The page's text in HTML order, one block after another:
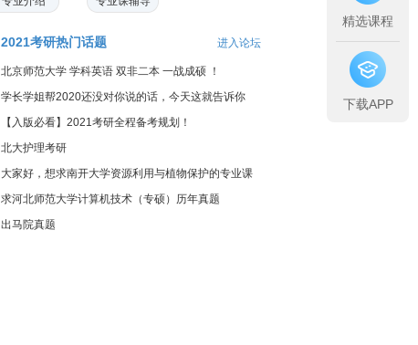
2021考研热门话题 进入论坛
北京师范大学 学科英语 双非二本 一战成硕 ！
学长学姐帮2020还没对你说的话，今天这就告诉你
【入版必看】2021考研全程备考规划！
北大护理考研
大家好，想求南开大学资源利用与植物保护的专业课
资料...
求河北师范大学计算机技术（专硕）历年真题
出马院真题
精选课程
下载APP